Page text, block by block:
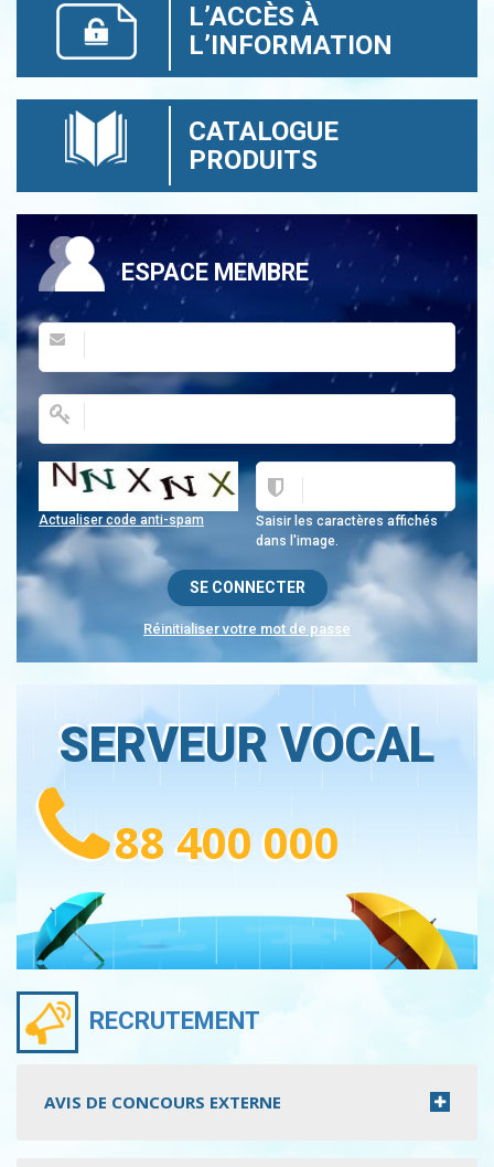
L’ACCÈS À
L’INFORMATION
CATALOGUE
PRODUITS
ESPACE MEMBRE
Saisir les caractères affichés
dans l'image.
Actualiser code anti-spam
Réinitialiser votre mot de passe
SERVEUR VOCAL
88 400 000
RECRUTEMENT
AVIS DE CONCOURS EXTERNE